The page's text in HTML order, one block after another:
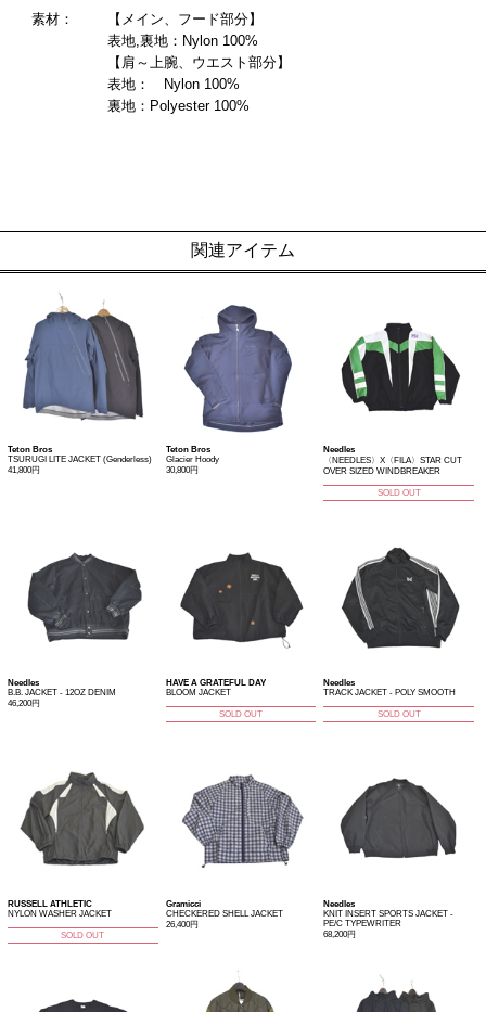
素材：
【メイン、フード部分】
表地,裏地：Nylon 100%
【肩～上腕、ウエスト部分】
表地： Nylon 100%
裏地：Polyester 100%
関連アイテム
Teton Bros
TSURUGI LITE JACKET (Genderless)
41,800円
Teton Bros
Glacier Hoody
30,800円
Needles
〈NEEDLES〉X〈FILA〉STAR CUT
OVER SIZED WINDBREAKER
SOLD OUT
Needles
B.B. JACKET - 12OZ DENIM
46,200円
HAVE A GRATEFUL DAY
BLOOM JACKET
SOLD OUT
Needles
TRACK JACKET - POLY SMOOTH
SOLD OUT
RUSSELL ATHLETIC
NYLON WASHER JACKET
SOLD OUT
Gramicci
CHECKERED SHELL JACKET
26,400円
Needles
KNIT INSERT SPORTS JACKET -
PE/C TYPEWRITER
68,200円